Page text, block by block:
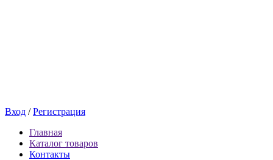
Вход /Регистрация
Главная
Каталог товаров
Контакты